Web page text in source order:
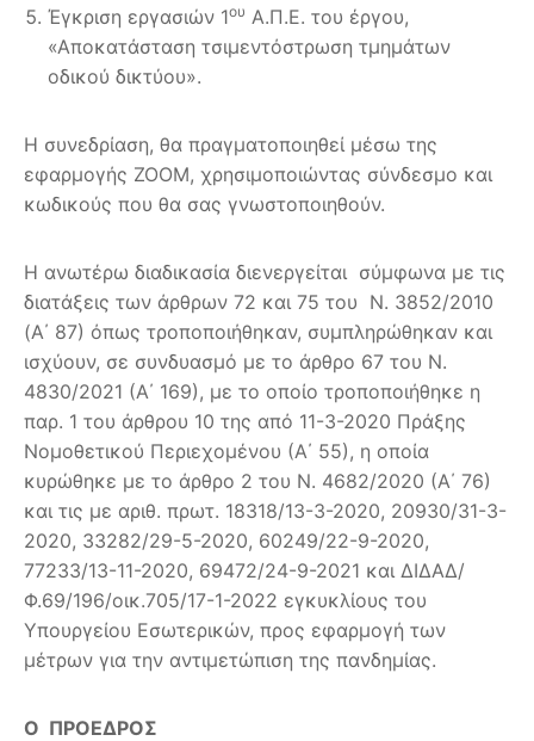
Έγκριση εργασιών 1ου Α.Π.Ε. του έργου,
«Αποκατάσταση τσιμεντόστρωση τμημάτων
οδικού δικτύου».
Η συνεδρίαση, θα πραγματοποιηθεί μέσω της
εφαρμογής ZOOM, χρησιμοποιώντας σύνδεσμο και
κωδικούς που θα σας γνωστοποιηθούν.
Η ανωτέρω διαδικασία διενεργείται σύμφωνα με τις
διατάξεις των άρθρων 72 και 75 του Ν. 3852/2010
(Α΄ 87) όπως τροποποιήθηκαν, συμπληρώθηκαν και
ισχύουν, σε συνδυασμό με το άρθρο 67 του Ν.
4830/2021 (Α΄ 169), με το οποίο τροποποιήθηκε η
παρ. 1 του άρθρου 10 της από 11-3-2020 Πράξης
Νομοθετικού Περιεχομένου (Α΄ 55), η οποία
κυρώθηκε με το άρθρο 2 του Ν. 4682/2020 (Α΄ 76)
και τις με αριθ. πρωτ. 18318/13-3-2020, 20930/31-3-
2020, 33282/29-5-2020, 60249/22-9-2020,
77233/13-11-2020, 69472/24-9-2021 και ΔΙΔΑΔ/
Φ.69/196/οικ.705/17-1-2022 εγκυκλίους του
Υπουργείου Εσωτερικών, προς εφαρμογή των
μέτρων για την αντιμετώπιση της πανδημίας.
Ο ΠΡΟΕΔΡΟΣ